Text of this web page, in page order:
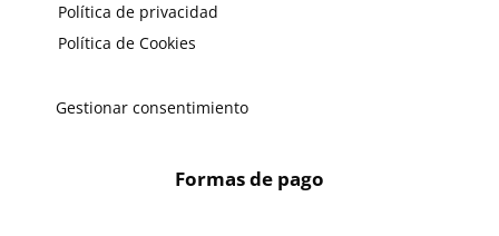
Política de privacidad
Política de Cookies
Gestionar consentimiento
Formas de pago